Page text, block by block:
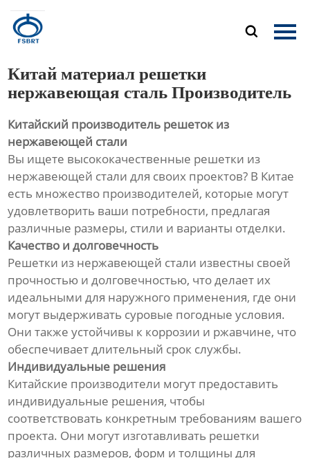

Главная
Новости
Контакты
Китай материал решетки
нержавеющая сталь Производитель
Китайский производитель решеток из
нержавеющей стали
Вы ищете высококачественные решетки из
нержавеющей стали для своих проектов? В Китае
есть множество производителей, которые могут
удовлетворить ваши потребности, предлагая
различные размеры, стили и варианты отделки.
Качество и долговечность
Решетки из нержавеющей стали известны своей
прочностью и долговечностью, что делает их
идеальными для наружного применения, где они
могут выдерживать суровые погодные условия.
Они также устойчивы к коррозии и ржавчине, что
обеспечивает длительный срок службы.
Индивидуальные решения
Китайские производители могут предоставить
индивидуальные решения, чтобы
соответствовать конкретным требованиям вашего
проекта. Они могут изготавливать решетки
различных размеров, форм и толщины для